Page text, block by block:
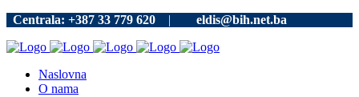
Centrala: +387 33 779 620 | eldis@bih.net.ba
Naslovna
O nama